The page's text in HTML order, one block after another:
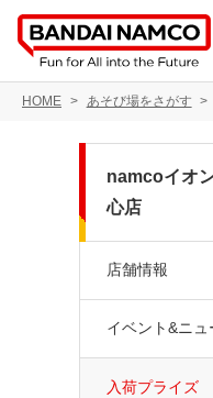
HOME あそび場をさがす
namcoイオ
心店
店舗情報
イベント&ニュ
入荷プライズ